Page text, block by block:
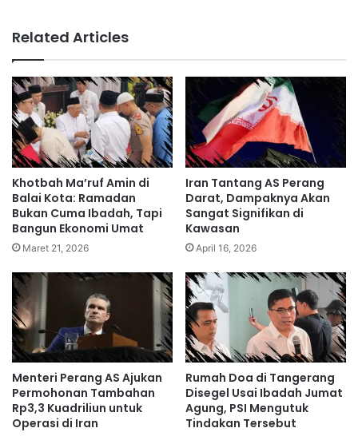
Related Articles
Khotbah Ma’ruf Amin di
Balai Kota: Ramadan
Bukan Cuma Ibadah, Tapi
Bangun Ekonomi Umat
Maret 21, 2026
Iran Tantang AS Perang
Darat, Dampaknya Akan
Sangat Signifikan di
Kawasan
April 16, 2026
Menteri Perang AS Ajukan
Permohonan Tambahan
Rp3,3 Kuadriliun untuk
Operasi di Iran
Rumah Doa di Tangerang
Disegel Usai Ibadah Jumat
Agung, PSI Mengutuk
Tindakan Tersebut